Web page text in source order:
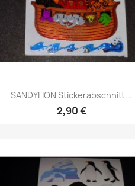
SANDYLION Stickerabschnitt...
2,90 €